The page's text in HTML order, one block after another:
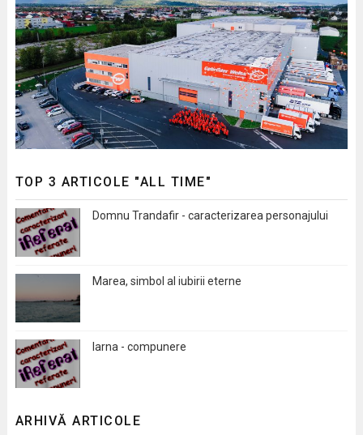
TOP 3 ARTICOLE "ALL TIME"
Domnu Trandafir - caracterizarea personajului
Marea, simbol al iubirii eterne
Iarna - compunere
ARHIVĂ ARTICOLE